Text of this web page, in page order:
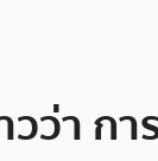
ว่า ก